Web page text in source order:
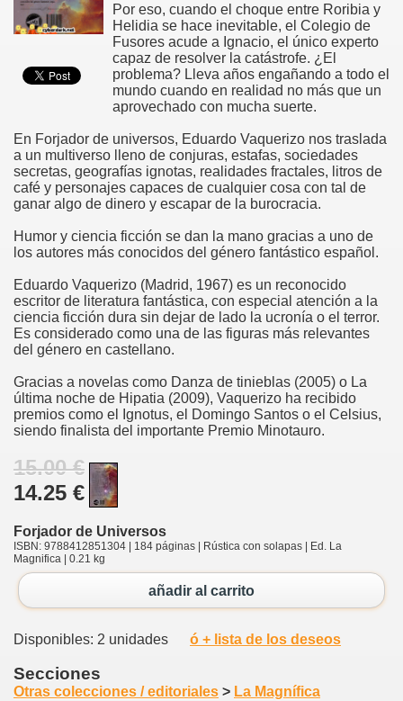
Por eso, cuando el choque entre Roribia y
Helidia se hace inevitable, el Colegio de
Fusores acude a Ignacio, el único experto
capaz de resolver la catástrofe. ¿El
problema? Lleva años engañando a todo el
mundo cuando en realidad no más que un
aprovechado con mucha suerte.
En Forjador de universos, Eduardo Vaquerizo nos traslada
a un multiverso lleno de conjuras, estafas, sociedades
secretas, geografías ignotas, realidades fractales, litros de
café y personajes capaces de cualquier cosa con tal de
ganar algo de dinero y escapar de la burocracia.
Humor y ciencia ficción se dan la mano gracias a uno de
los autores más conocidos del género fantástico español.
Eduardo Vaquerizo (Madrid, 1967) es un reconocido
escritor de literatura fantástica, con especial atención a la
ciencia ficción dura sin dejar de lado la ucronía o el terror.
Es considerado como una de las figuras más relevantes
del género en castellano.
Gracias a novelas como Danza de tinieblas (2005) o La
última noche de Hipatia (2009), Vaquerizo ha recibido
premios como el Ignotus, el Domingo Santos o el Celsius,
siendo finalista del importante Premio Minotauro.
15.00 €
14.25 €
Forjador de Universos
ISBN: 9788412851304 | 184 páginas | Rústica con solapas | Ed. La
Magnifica | 0.21 kg
añadir al carrito
Disponibles: 2 unidades ó + lista de los deseos
Secciones
Otras colecciones / editoriales > La Magnífica